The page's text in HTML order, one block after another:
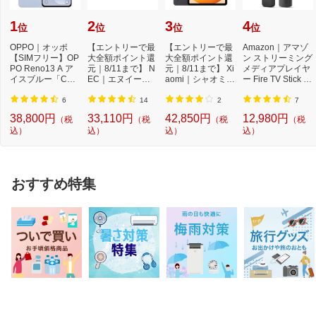
1位
OPPO｜オッポ
【SIMフリー】OP
PO Reno13 A ア
イスブルー「CPH
m Snapdr...
6
38,800円
（税
込）
2位
【エントリーで最
大全額ポイント還
元｜8/11まで】 N
EC｜エヌイーシ
ッ...
14
33,110円
（税
込）
3位
【エントリーで最
大全額ポイント還
元｜8/11まで】 Xi
aomi｜シャオミ A
2
42,850円
（税
込）
4位
Amazon｜アマゾ
ン ストリーミング
メディアプレイヤ
ー Fire TV Stick 4
7
12,980円
（税
込）
おすすめ特集